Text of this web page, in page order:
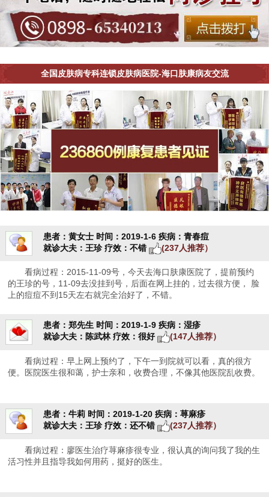
全国皮肤病专科连锁皮肤病医院-海口肤康病友交流
患者：黄女士 时间：2019-1-6 疾病：青春痘
就诊大夫：王珍 疗效：不错 (237人推荐）
看病过程：2015-11-09号，今天去海口肤康医院了，提前预约
的王珍的号，11-09去没挂到号，后面在网上挂的，过去很方便， 脸
上的痘痘不到15天左右就完全治好了，不错。
患者：郑先生 时间：2019-1-9 疾病：湿疹
就诊大夫：陈武林 疗效：很好 (147人推荐）
看病过程：早上网上预约了，下午一到院就可以看，真的很方
便。医院医生很和蔼，护士亲和，收费合理，不像其他医院乱收费。
患者：牛莉 时间：2019-1-20 疾病：荨麻疹
就诊大夫：王珍 疗效：还不错 (237人推荐）
看病过程：廖医生治疗荨麻疹很专业，很认真的询问我了我的生
活习性并且指导我如何用药，挺好的医生。